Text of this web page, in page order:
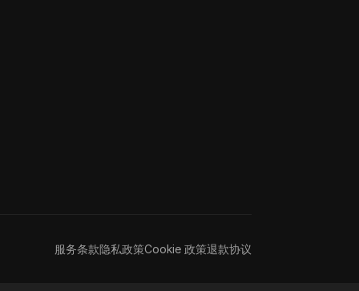
服务条款隐私政策Cookie 政策退款协议